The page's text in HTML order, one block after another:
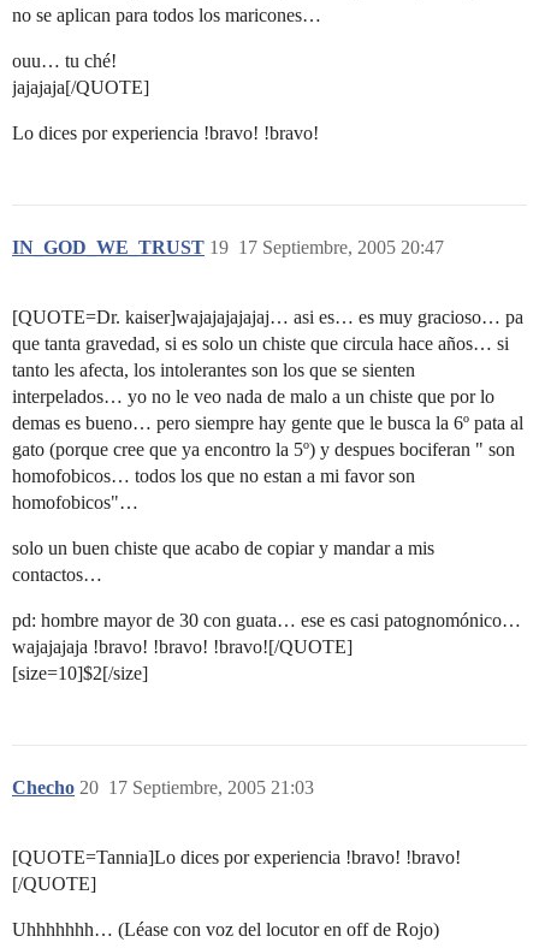
no se aplican para todos los maricones…
ouu… tu ché!
jajajaja[/QUOTE]
Lo dices por experiencia !bravo! !bravo!
IN_GOD_WE_TRUST 17 Septiembre, 2005 20:47
19
[QUOTE=Dr. kaiser]wajajajajajaj… asi es… es muy gracioso… pa
que tanta gravedad, si es solo un chiste que circula hace años… si
tanto les afecta, los intolerantes son los que se sienten
interpelados… yo no le veo nada de malo a un chiste que por lo
demas es bueno… pero siempre hay gente que le busca la 6º pata al
gato (porque cree que ya encontro la 5º) y despues bociferan " son
homofobicos… todos los que no estan a mi favor son
homofobicos"…
solo un buen chiste que acabo de copiar y mandar a mis
contactos…
pd: hombre mayor de 30 con guata… ese es casi patognomónico…
wajajajaja !bravo! !bravo! !bravo![/QUOTE]
[size=10]$2[/size]
Checho 17 Septiembre, 2005 21:03
20
[QUOTE=Tannia]Lo dices por experiencia !bravo! !bravo!
[/QUOTE]
Uhhhhhhh… (Léase con voz del locutor en off de Rojo)